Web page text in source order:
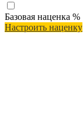
Базовая наценка %
Настроить наценку